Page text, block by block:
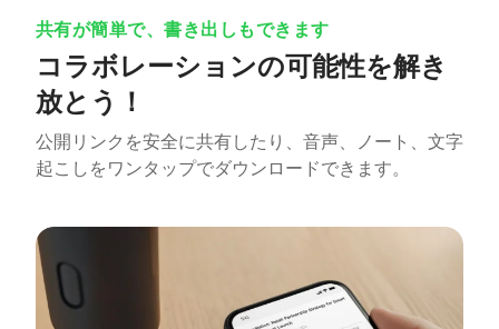
共有が簡単で、書き出しもできます
コラボレーションの可能性を解き
放とう！
公開リンクを安全に共有したり、音声、ノート、文字
起こしをワンタップでダウンロードできます。